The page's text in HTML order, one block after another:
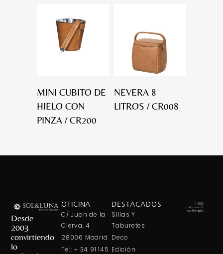
MINI CUBITO DE
HIELO CON
PINZA / CR200
NEVERA 8
LITROS / CR008
Desde
2003
convirtiendo
lo
OFICINA
C/ Juan de la
Cierva, 4
28006 Madrid
Tel: + 34 91 145
DESTACADOS
Sillas Y
Taburetes
Deco
Edición